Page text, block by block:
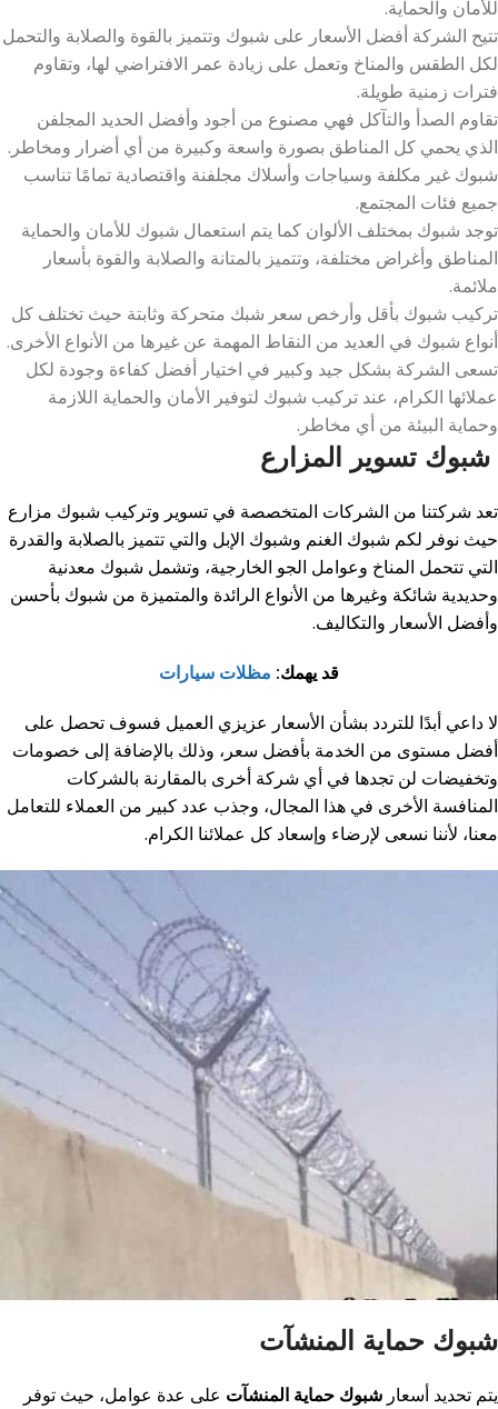
للأمان والحماية.
تتيح الشركة أفضل الأسعار على شبوك وتتميز بالقوة والصلابة والتحمل
لكل الطقس والمناخ وتعمل على زيادة عمر الافتراضي لها، وتقاوم
فترات زمنية طويلة.
تقاوم الصدأ والتآكل فهي مصنوع من أجود وأفضل الحديد المجلفن
الذي يحمي كل المناطق بصورة واسعة وكبيرة من أي أضرار ومخاطر.
شبوك غير مكلفة وسياجات وأسلاك مجلفنة واقتصادية تمامًا تناسب
جميع فئات المجتمع.
توجد شبوك بمختلف الألوان كما يتم استعمال شبوك للأمان والحماية
المناطق وأغراض مختلفة، وتتميز بالمتانة والصلابة والقوة بأسعار
ملائمة.
تركيب شبوك بأقل وأرخص سعر شبك متحركة وثابتة حيث تختلف كل
أنواع شبوك في العديد من النقاط المهمة عن غيرها من الأنواع الأخرى.
تسعى الشركة بشكل جيد وكبير في اختيار أفضل كفاءة وجودة لكل
عملائها الكرام، عند تركيب شبوك لتوفير الأمان والحماية اللازمة
وحماية البيئة من أي مخاطر.
شبوك تسوير المزارع
تعد شركتنا من الشركات المتخصصة في تسوير وتركيب شبوك مزارع
حيث نوفر لكم شبوك الغنم وشبوك الإبل والتي تتميز بالصلابة والقدرة
التي تتحمل المناخ وعوامل الجو الخارجية، وتشمل شبوك معدنية
وحديدية شائكة وغيرها من الأنواع الرائدة والمتميزة من شبوك بأحسن
وأفضل الأسعار والتكاليف.
قد يهمك: مظلات سيارات
لا داعي أبدًا للتردد بشأن الأسعار عزيزي العميل فسوف تحصل على
أفضل مستوى من الخدمة بأفضل سعر، وذلك بالإضافة إلى خصومات
وتخفيضات لن تجدها في أي شركة أخرى بالمقارنة بالشركات
المنافسة الأخرى في هذا المجال، وجذب عدد كبير من العملاء للتعامل
معنا، لأننا نسعى لإرضاء وإسعاد كل عملائنا الكرام.
شبوك حماية المنشآت
يتم تحديد أسعار شبوك حماية المنشآت على عدة عوامل، حيث توفر